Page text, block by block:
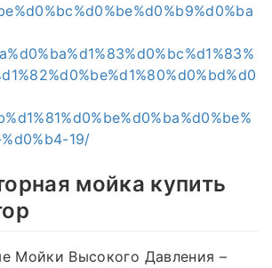
19/
мойка купить
Мойки Высокого Давления –